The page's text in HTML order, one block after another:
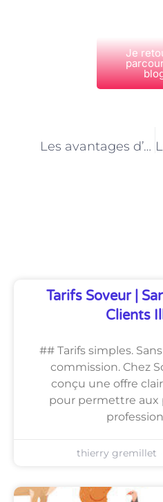
Je
Les avantages d’embaucher un carreleur professionnel à Paris
Tarifs Soveur |
Clients
## Tarifs simples.
commission. Chez
conçu une offre
pour permettre aux
thierry gremillet